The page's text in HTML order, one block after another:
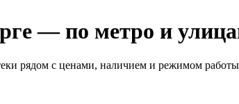
— по метро и
рядом с ценами, наличием и режимом